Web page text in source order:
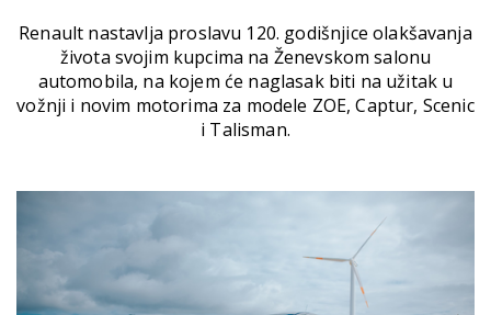
Renault nastavlja proslavu 120. godišnjice olakšavanja
života svojim kupcima na Ženevskom salonu
automobila, na kojem će naglasak biti na užitak u
vožnji i novim motorima za modele ZOE, Captur, Scenic
i Talisman.